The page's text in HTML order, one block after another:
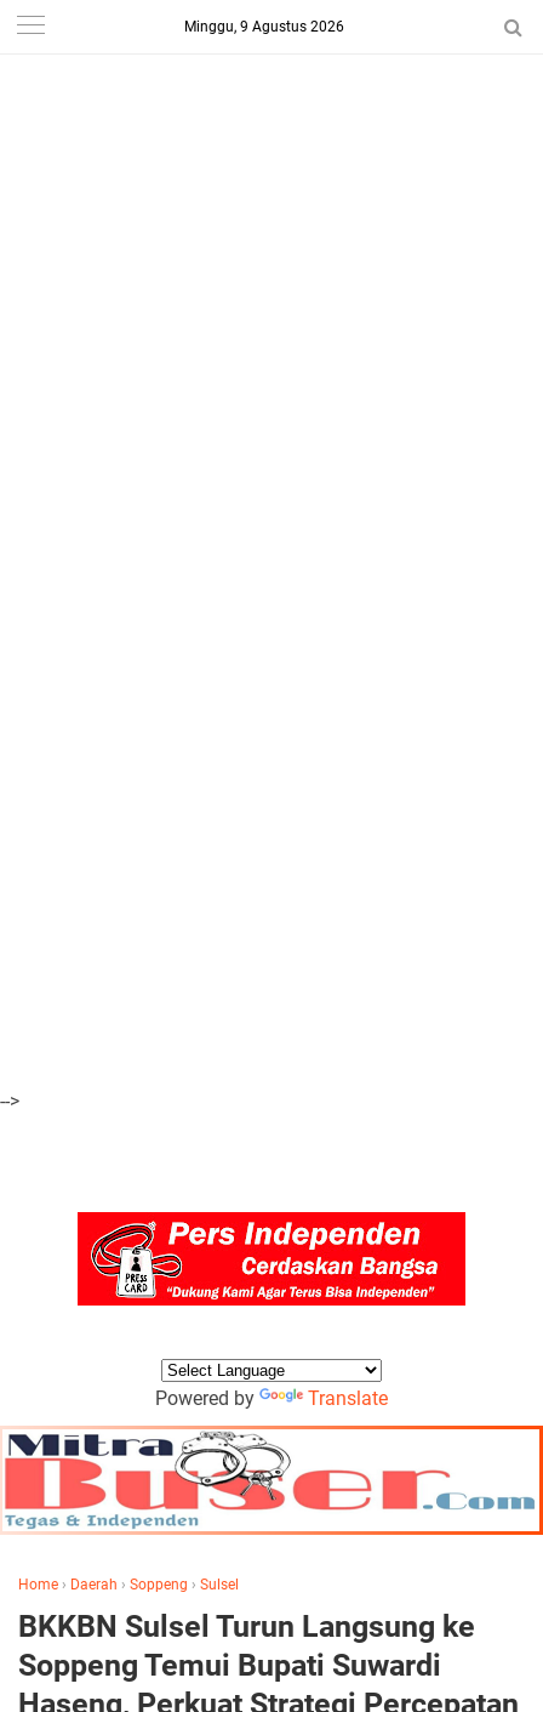
-->
Minggu, 9 Agustus 2026
Powered by Translate
Home › Daerah › Soppeng › Sulsel
BKKBN Sulsel Turun Langsung ke
Soppeng Temui Bupati Suwardi
Haseng, Perkuat Strategi Percepatan